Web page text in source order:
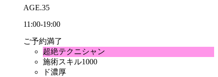
AGE.35
11:00-19:00
ご予約満了
超絶テクニシャン
施術スキル1000
ド濃厚